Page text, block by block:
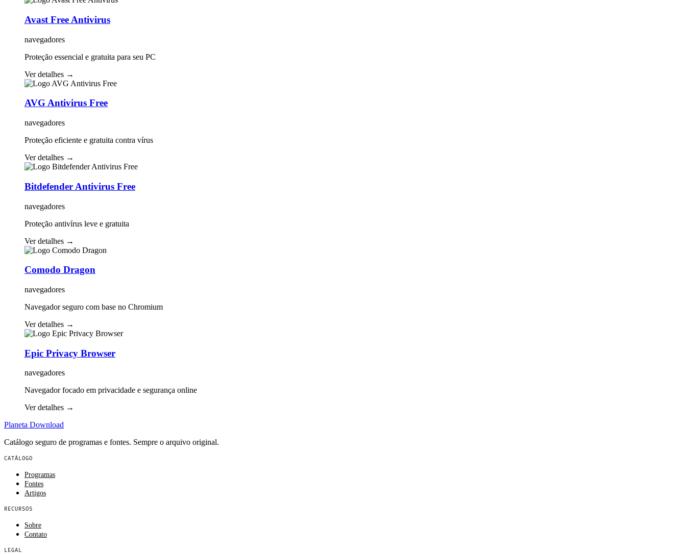
Avast Free Antivirus
navegadores
Proteção essencial e gratuita para seu PC
Ver detalhes →
AVG Antivirus Free
navegadores
Proteção eficiente e gratuita contra vírus
Ver detalhes →
Bitdefender Antivirus Free
navegadores
Proteção antivírus leve e gratuita
Ver detalhes →
Comodo Dragon
navegadores
Navegador seguro com base no Chromium
Ver detalhes →
Epic Privacy Browser
navegadores
Navegador focado em privacidade e segurança online
Ver detalhes →
Planeta Download
Catálogo seguro de programas e fontes. Sempre o arquivo original.
CATÁLOGO
Programas
Fontes
Artigos
RECURSOS
Sobre
Contato
LEGAL